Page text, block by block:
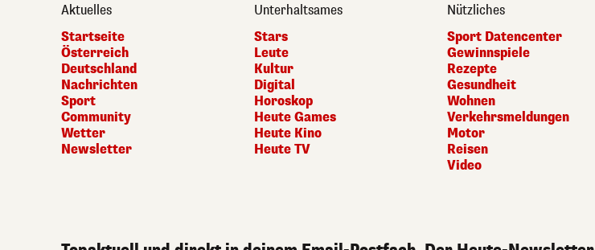
Aktuelles
Startseite
Österreich
Deutschland
Nachrichten
Sport
Community
Wetter
Newsletter
Unterhaltsames
Stars
Leute
Kultur
Digital
Horoskop
Heute Games
Heute Kino
Heute TV
Nützliches
Sport Datencenter
Gewinnspiele
Rezepte
Gesundheit
Wohnen
Verkehrsmeldungen
Motor
Reisen
Video